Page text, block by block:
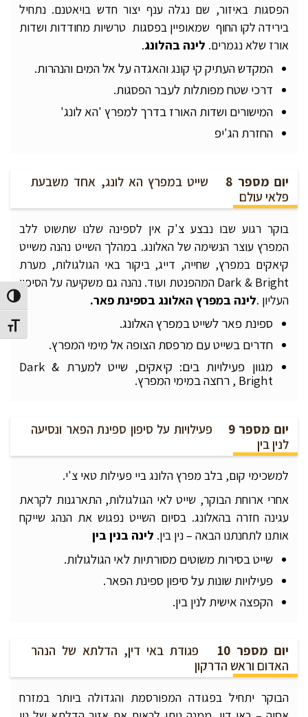
מתג
הפסגות באיזור, שם נגלה ענף יצור חדש בויאטנם. נתחיל
בירידה לקו החוף שמאופיין בפסגות טרשיות מחודדות ושדות
אורז שלא נגמרים. לינה בהלונג.
המקדש העתיק קי קונג והאגדה על אל המים והנהרות.
דרכי שטח מפותלות לעבר הפסגות.
המישורים ושדות האורז בדרך למפרץ 'הא לונג'
החזרת הג'יפ
יום מספר 8
שייט במפרץ הא לונג, אחד משבעת
פלאי עולם
בוקר רגוע שבו נבצע צ'ק אין לספינה שלנו שתשוט ללב
המפרץ עוצר הנשימה של האלונג. במהלך השייט נהנה משייט
קיאקים במפרץ, שחייה, דייג, ביקור באי הגולגולות, מערת
Dark & Bright המהפנטת ועוד. נהנה גם משקיעה על הסיפון
העליון .לינה במפרץ האלונג בספינת פאר.
ספינת פאר לשייט במפרץ האלונג.
חדרים בשייט עם מרפסת הצופה אל מימי המפרץ.
מגוון פעילויות בים: קיאקים, שייט למערת Dark &
Bright , רחצה במימי המפרץ.
יום מספר 9
פעילויות על סיפון ספינת הפאר ונסיעה
לנין בין
למשכימי קום, בלב מפרץ הלונג ביי פעילות טאי צ'י.
אחרי ארוחת הבוקר, שייט לאי הגולגולות, התארגנות לקראת
עגינה חזרה בהאלונג. בסיום השייט נפגוש את הנהג שייקח
אותנו לתחנתנו הבאה – נין בין. לינה בנין בין
שייט בסירות משוטים מסורתיות לאי הגולגולות.
פעילויות שונות על סיפון ספינת הפאר.
הקפצה אישית לנין בין.
יום מספר 10
פגודת באי דין, הדלתא של הנהר
האדום וראש הדרקון
הבוקר יתחיל בפגודה המפורסמת והגדולה ביותר במזרח